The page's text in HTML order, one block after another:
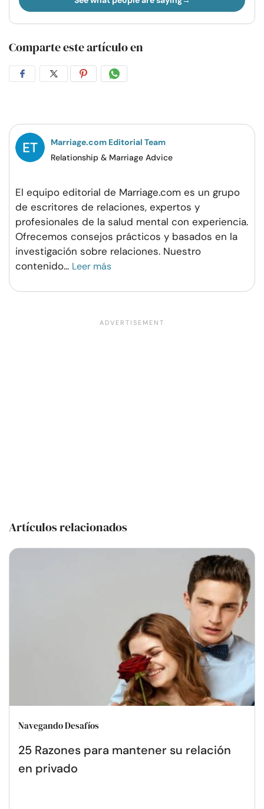
Comparte este artículo en
CompartirCompartirCompartirCompartir
Marriage.com Editorial Team
Relationship & Marriage Advice
El equipo editorial de Marriage.com es un grupo
de escritores de relaciones, expertos y
profesionales de la salud mental con experiencia.
Ofrecemos consejos prácticos y basados en la
investigación sobre relaciones. Nuestro
contenido... Leer más
Artículos relacionados
Navegando Desafíos
25 Razones para mantener su relación
en privado